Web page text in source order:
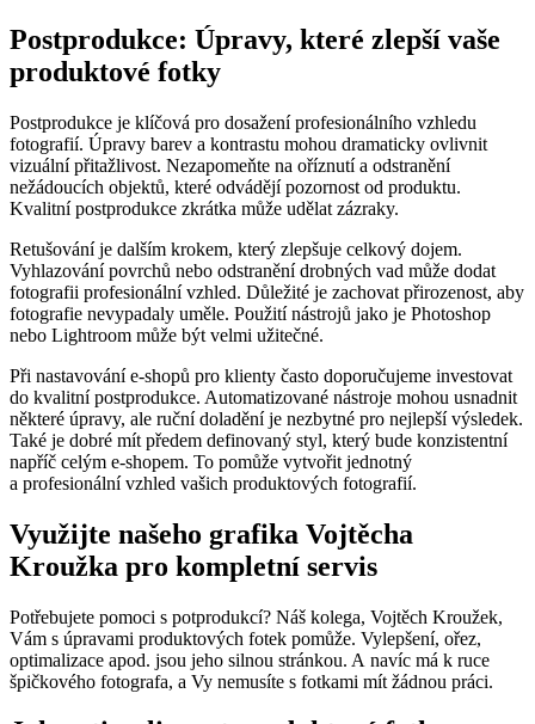
Postprodukce: Úpravy, které zlepší vaše
produktové fotky
Postprodukce je klíčová pro dosažení profesionálního vzhledu
fotografií. Úpravy barev a kontrastu mohou dramaticky ovlivnit
vizuální přitažlivost. Nezapomeňte na oříznutí a odstranění
nežádoucích objektů, které odvádějí pozornost od produktu.
Kvalitní postprodukce zkrátka může udělat zázraky.
Retušování je dalším krokem, který zlepšuje celkový dojem.
Vyhlazování povrchů nebo odstranění drobných vad může dodat
fotografii profesionální vzhled. Důležité je zachovat přirozenost, aby
fotografie nevypadaly uměle. Použití nástrojů jako je Photoshop
nebo Lightroom může být velmi užitečné.
Při nastavování e-shopů pro klienty často doporučujeme investovat
do kvalitní postprodukce. Automatizované nástroje mohou usnadnit
některé úpravy, ale ruční doladění je nezbytné pro nejlepší výsledek.
Také je dobré mít předem definovaný styl, který bude konzistentní
napříč celým e-shopem. To pomůže vytvořit jednotný
a profesionální vzhled vašich produktových fotografií.
Využijte našeho grafika Vojtěcha
Kroužka pro kompletní servis
Potřebujete pomoci s potprodukcí? Náš kolega, Vojtěch Kroužek,
Vám s úpravami produktových fotek pomůže. Vylepšení, ořez,
optimalizace apod. jsou jeho silnou stránkou. A navíc má k ruce
špičkového fotografa, a Vy nemusíte s fotkami mít žádnou práci.